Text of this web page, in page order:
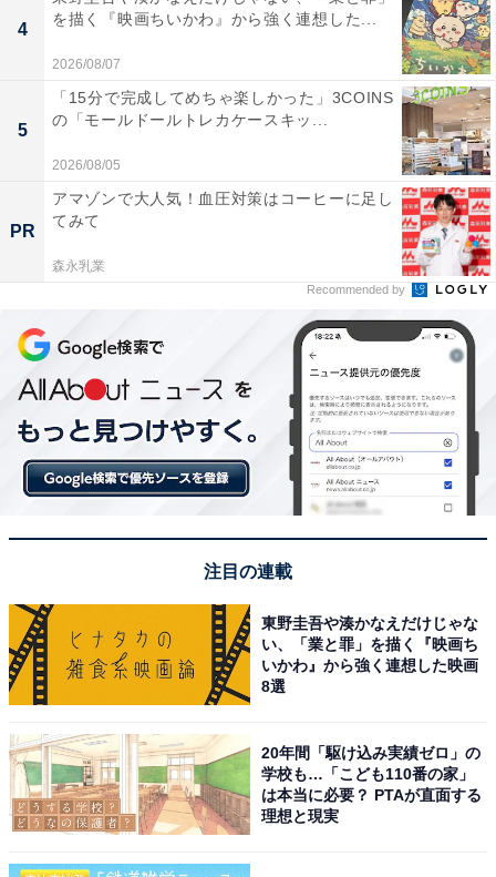
4
を描く『映画ちいかわ』から強く連想した...
2026/08/07
5
「15分で完成してめちゃ楽しかった」3COINS
の「モールドールトレカケースキッ...
2026/08/05
PR
アマゾンで大人気！血圧対策はコーヒーに足し
てみて
森永乳業
Recommended by
注目の連載
東野圭吾や湊かなえだけじゃな
い、「業と罪」を描く『映画ち
いかわ』から強く連想した映画
8選
20年間「駆け込み実績ゼロ」の
学校も…「こども110番の家」
は本当に必要？ PTAが直面する
理想と現実